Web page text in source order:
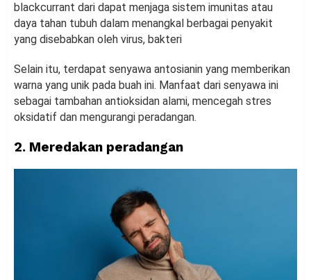
blackcurrant dari dapat menjaga sistem imunitas atau
daya tahan tubuh dalam menangkal berbagai penyakit
yang disebabkan oleh virus, bakteri
Selain itu, terdapat senyawa antosianin yang memberikan
warna yang unik pada buah ini. Manfaat dari senyawa ini
sebagai tambahan antioksidan alami, mencegah stres
oksidatif dan mengurangi peradangan.
2. Meredakan peradangan